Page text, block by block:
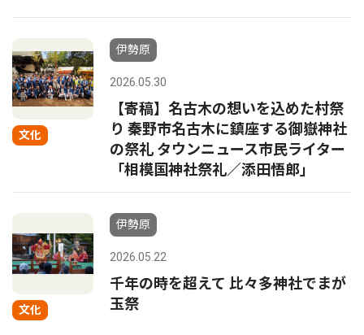
文化
伊勢原
2026.05.30
【寄稿】名古木の想いを込めた村祭
り 秦野市名古木に鎮座する御嶽神社
の祭礼 タウンニュース市民ライター
「相模国神社祭礼／添田悟郎」
文化
伊勢原
2026.05.22
千年の時を超えて 比々多神社でまが
玉祭